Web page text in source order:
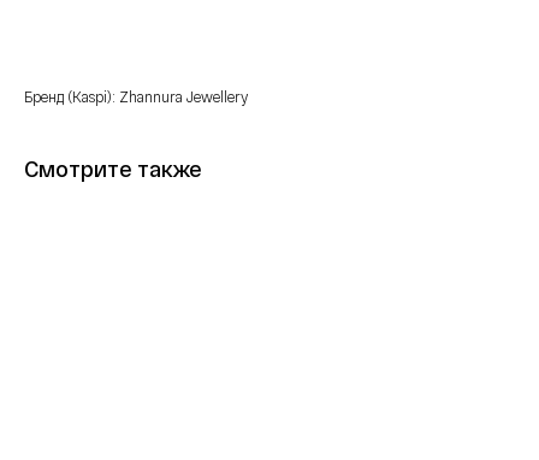
Бренд (Kaspi): Zhannura Jewellery
Смотрите также